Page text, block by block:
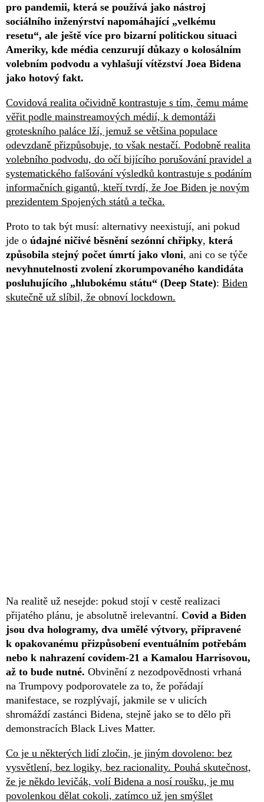
pro pandemii, která se používá jako nástroj
sociálního inženýrství napomáhající „velkému
resetu“, ale ještě více pro bizarní politickou situaci
Ameriky, kde média cenzurují důkazy o kolosálním
volebním podvodu a vyhlašují vítězství Joea Bidena
jako hotový fakt.
Covidová realita očividně kontrastuje s tím, čemu máme
věřit podle mainstreamových médií, k demontáži
groteskního paláce lží, jemuž se většina populace
odevzdaně přizpůsobuje, to však nestačí. Podobně realita
volebního podvodu, do očí bijícího porušování pravidel a
systematického falšování výsledků kontrastuje s podáním
informačních gigantů, kteří tvrdí, že Joe Biden je novým
prezidentem Spojených států a tečka.
Proto to tak být musí: alternativy neexistují, ani pokud
jde o údajné ničivé běsnění sezónní chřipky, která
způsobila stejný počet úmrtí jako vloni, ani co se týče
nevyhnutelnosti zvolení zkorumpovaného kandidáta
posluhujícího „hlubokému státu“ (Deep State): Biden
skutečně už slíbil, že obnoví lockdown.
Na realitě už nesejde: pokud stojí v cestě realizaci
přijatého plánu, je absolutně irelevantní. Covid a Biden
jsou dva hologramy, dva umělé výtvory, připravené
k opakovanému přizpůsobení eventuálním potřebám
nebo k nahrazení covidem-21 a Kamalou Harrisovou,
až to bude nutné. Obvinění z nezodpovědnosti vrhaná
na Trumpovy podporovatele za to, že pořádají
manifestace, se rozplývají, jakmile se v ulicích
shromáždí zastánci Bidena, stejně jako se to dělo při
demonstracích Black Lives Matter.
Co je u některých lidí zločin, je jiným dovoleno: bez
vysvětlení, bez logiky, bez racionality. Pouhá skutečnost,
že je někdo levičák, volí Bidena a nosí roušku, je mu
povolenkou dělat cokoli, zatímco už jen smýšlet